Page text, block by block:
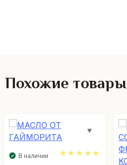
Похожие товары
В наличии